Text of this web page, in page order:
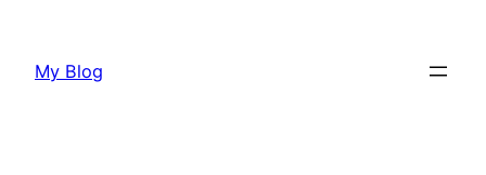
konten
My Blog